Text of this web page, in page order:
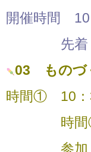
開催時間 10
先着 50
03 ものづ
時間① 10：
時間②
参加：